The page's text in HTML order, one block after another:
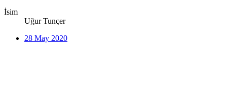
İsim
Uğur Tunçer
28 May 2020